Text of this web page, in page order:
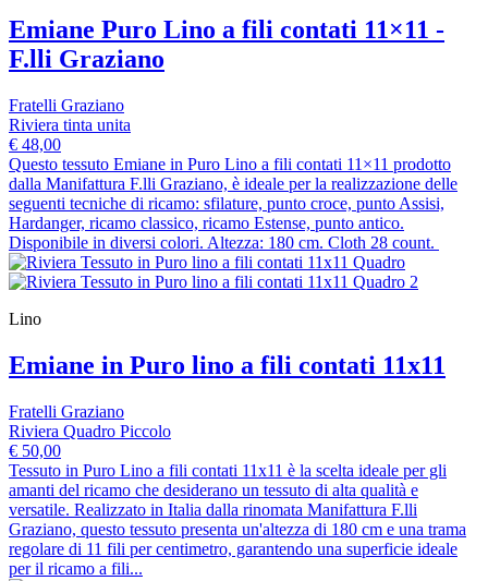
Emiane Puro Lino a fili contati 11×11 -
F.lli Graziano
Fratelli Graziano
Riviera tinta unita
€ 48,00
Questo tessuto Emiane in Puro Lino a fili contati 11×11 prodotto
dalla Manifattura F.lli Graziano, è ideale per la realizzazione delle
seguenti tecniche di ricamo: sfilature, punto croce, punto Assisi,
Hardanger, ricamo classico, ricamo Estense, punto antico.
Disponibile in diversi colori. Altezza: 180 cm. Cloth 28 count.
Lino
Emiane in Puro lino a fili contati 11x11
Fratelli Graziano
Riviera Quadro Piccolo
€ 50,00
Tessuto in Puro Lino a fili contati 11x11 è la scelta ideale per gli
amanti del ricamo che desiderano un tessuto di alta qualità e
versatile. Realizzato in Italia dalla rinomata Manifattura F.lli
Graziano, questo tessuto presenta un'altezza di 180 cm e una trama
regolare di 11 fili per centimetro, garantendo una superficie ideale
per il ricamo a fili...